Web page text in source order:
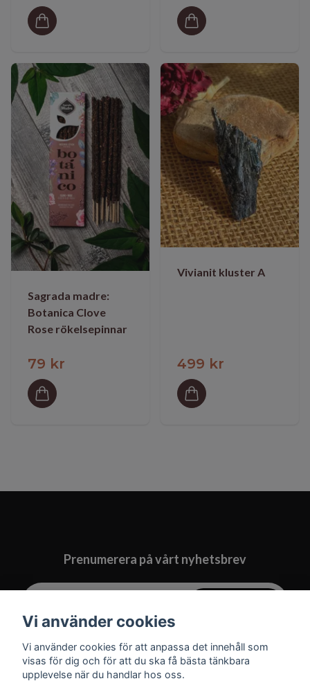
Sagrada madre:
Botanica Clove
Rose rökelsepinnar
79 kr
Vivianit kluster A
499 kr
Prenumerera på vårt nyhetsbrev
Vi använder cookies
Vi använder cookies för att anpassa det innehåll som
visas för dig och för att du ska få bästa tänkbara
upplevelse när du handlar hos oss.